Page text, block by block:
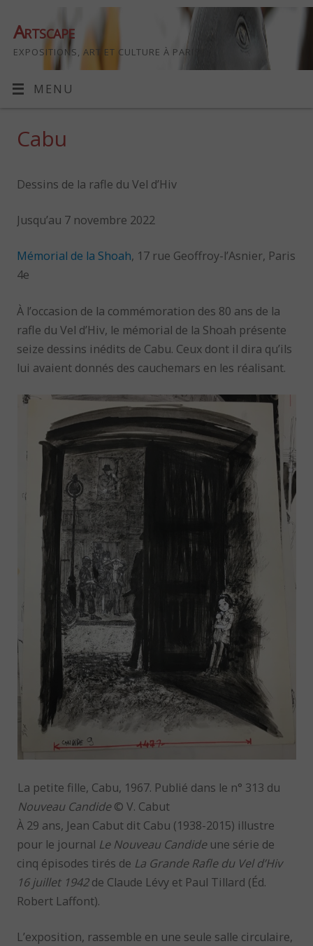
Artscape
EXPOSITIONS, ART ET CULTURE À PARIS
MENU
Cabu
Dessins de la rafle du Vel d’Hiv
Jusqu’au 7 novembre 2022
Mémorial de la Shoah, 17 rue Geoffroy-l’Asnier, Paris
4e
À l’occasion de la commémoration des 80 ans de la
rafle du Vel d’Hiv, le mémorial de la Shoah présente
seize dessins inédits de Cabu. Ceux dont il dira qu’ils
lui avaient donnés des cauchemars en les réalisant.
La petite fille, Cabu, 1967. Publié dans le n° 313 du
Nouveau Candide© V. Cabut
À 29 ans, Jean Cabut dit Cabu (1938-2015) illustre
pour le journal Le Nouveau Candideune série de
cinq épisodes tirés de La Grande Rafle du Vel d’Hiv
16 juillet 1942de Claude Lévy et Paul Tillard (Éd.
Robert Laffont).
L’exposition, rassemble en une seule salle circulaire,